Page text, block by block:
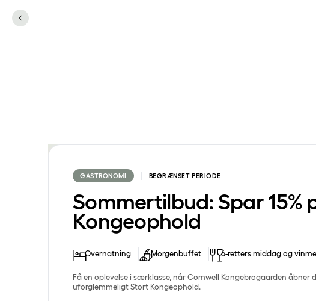
GASTRONOMI BEGRÆNSET PERIODE
Sommertilbud: Spar 15%
Kongeophold
Overnatning Morgenbuffet 6-retters middag og
Få en oplevelse i særklasse, når Comwell Kongebrogaarden åbner
uforglemmeligt Stort Kongeophold.